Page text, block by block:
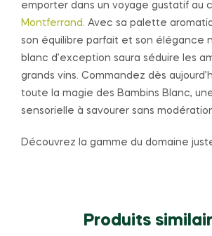
emporter dans un voyage gustatif au
Montferrand . Avec sa palette
son équilibre parfait et son élégance
blanc d’exception saura séduire les
grands vins. Commandez dès
toute la magie des Bambins Blanc,
sensorielle à savourer sans
Découvrez la gamme du domaine
Produits